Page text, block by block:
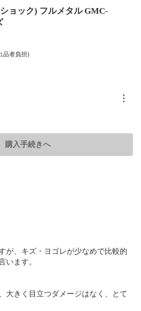
ョック) フルメタル GMC-
品者負担)
購入手続きへ
が、キズ・ヨゴレが少なめで比較的
ます。
大きく目立つダメージはなく、とて